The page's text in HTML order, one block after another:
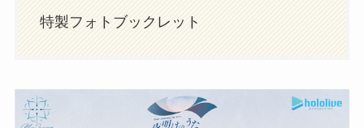
特製フォトブックレット